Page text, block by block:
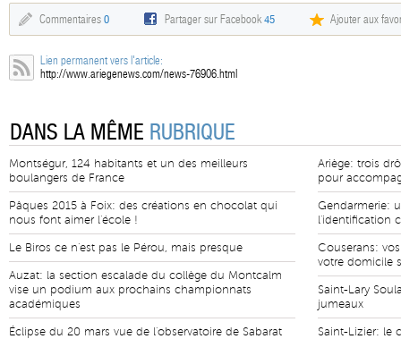
Commentaires 0 Partager sur Facebook45 Ajouter aux
Lien permanent vers l'article:
http://www.ariegenews.com/news-76906.html
DANS LA MÊME RUBRIQUE
Montségur, 124 habitants et un des meilleurs
boulangers de France
Pâques 2015 à Foix: des créations en chocolat qui
nous font aimer l'école !
Le Biros ce n'est pas le Pérou, mais presque
Auzat: la section escalade du collège du Montcalm
vise un podium aux prochains championnats
académiques
Éclipse du 20 mars vue de l'observatoire de Sabarat
Ariège: trois
pour
Gendarmerie:
l'identification
Couserans:
votre domicile
Saint-Lary
jumeaux
Saint-Lizier: le